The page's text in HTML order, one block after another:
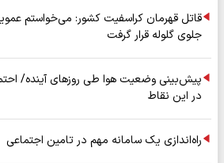
قاتل قهرمان کراسفیت کشور: می‌خواستم
جلوی گلوله قرار گرفت
پیش‌بینی وضعیت هوا طی روزهای آینده/
در این نقاط
راه‌اندازی یک سامانه مهم در تامین اجتماعی